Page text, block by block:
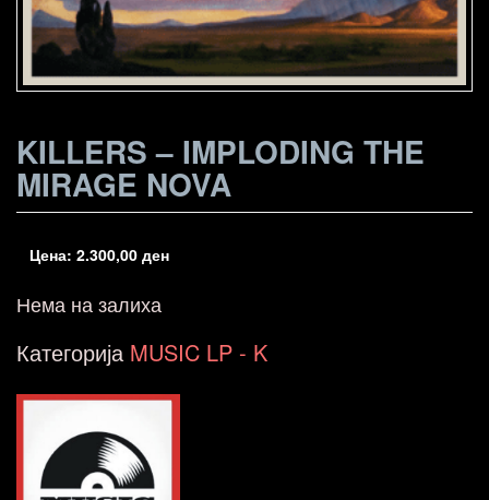
KILLERS – IMPLODING THE
MIRAGE NOVA
Цена: 2.300,00 ден
Нема на залиха
Категорија MUSIC LP - K